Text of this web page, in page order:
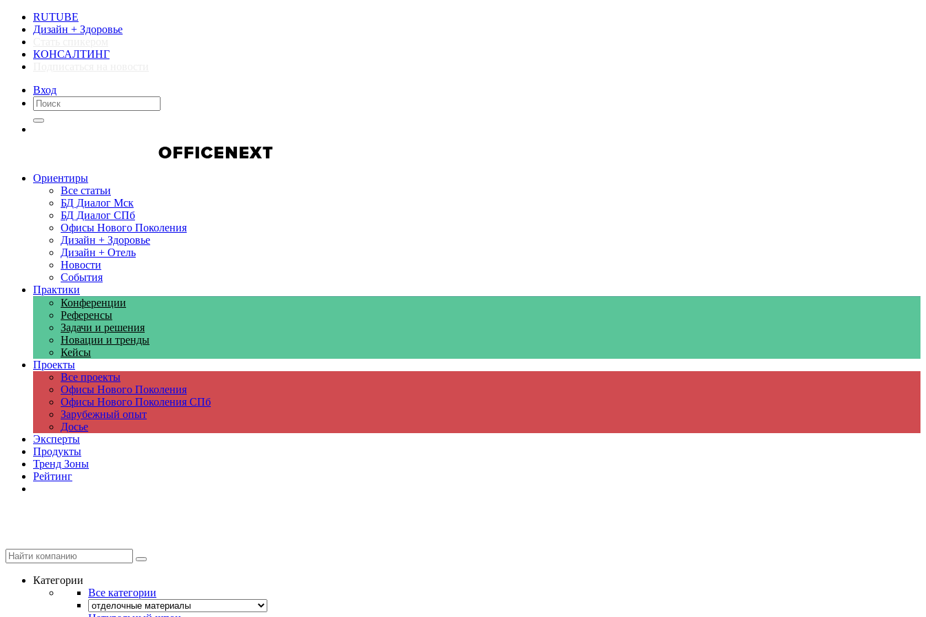
RUTUBE
Дизайн + Здоровье
КОНСАЛТИНГ
Вход
Ориентиры
Все статьи
БД Диалог Мск
БД Диалог СПб
Офисы Нового Поколения
Дизайн + Здоровье
Дизайн + Отель
Новости
События
Практики
Конференции
Референсы
Задачи и решения
Новации и тренды
Кейсы
Проекты
Все проекты
Офисы Нового Поколения
Офисы Нового Поколения СПб
Зарубежный опыт
Досье
Эксперты
Продукты
Тренд Зоны
Рейтинг
Категории
Все категории